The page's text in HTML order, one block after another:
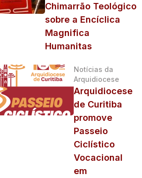
Chimarrão Teológico
sobre a Encíclica
Magnifica
Humanitas
Notícias da
Arquidiocese
Arquidiocese
de Curitiba
promove
Passeio
Ciclístico
Vocacional
em